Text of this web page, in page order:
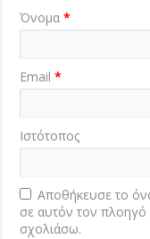
Όνομα*
Email*
Ιστότοπος
Αποθήκευσε το
σε αυτόν τον
σχολιάσω.